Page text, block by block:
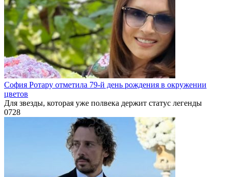
София Ротару отметила 79-й день рождения в окружении
цветов
Для звезды, которая уже полвека держит статус легенды
0728